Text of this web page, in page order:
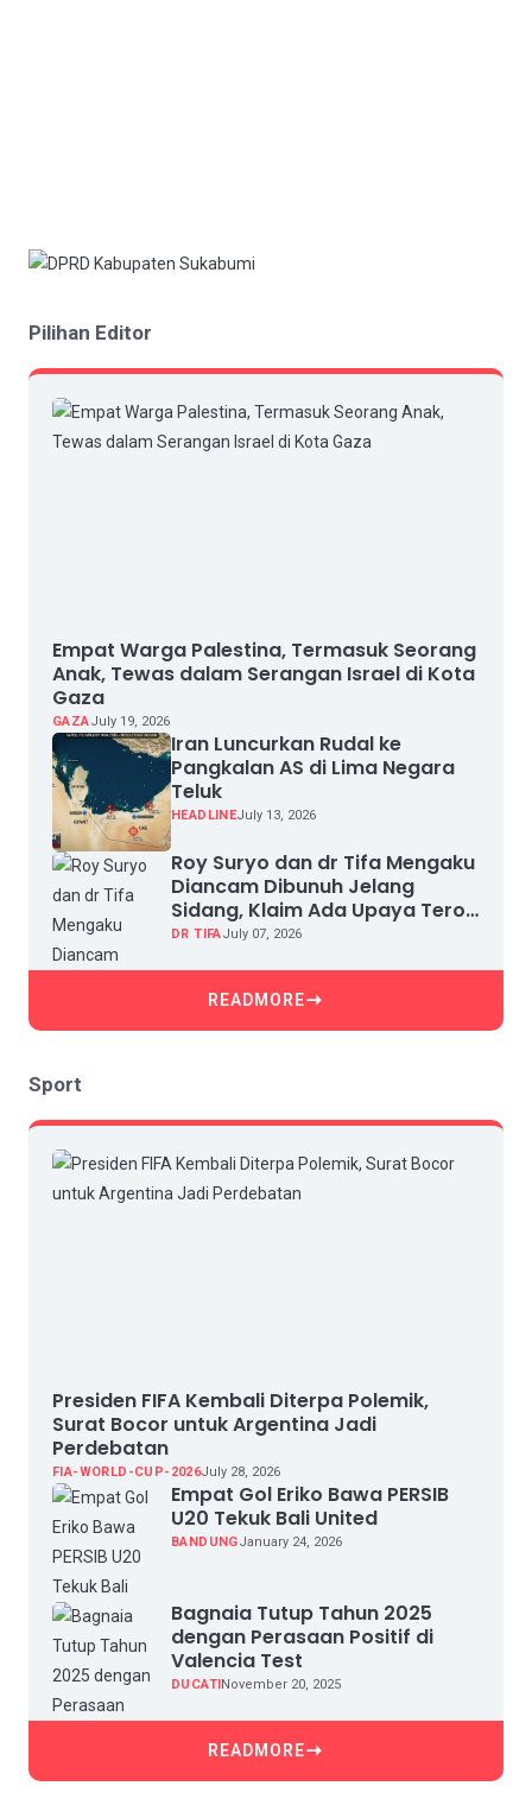
Pilihan Editor
Empat Warga Palestina, Termasuk Seorang
Anak, Tewas dalam Serangan Israel di Kota
Gaza
GAZAJuly 19, 2026
Iran Luncurkan Rudal ke
Pangkalan AS di Lima Negara
Teluk
HEADLINEJuly 13, 2026
Roy Suryo dan dr Tifa Mengaku
Diancam Dibunuh Jelang
Sidang, Klaim Ada Upaya Teror
dan Intimidasi
DR TIFAJuly 07, 2026
READMORE
Sport
Presiden FIFA Kembali Diterpa Polemik,
Surat Bocor untuk Argentina Jadi
Perdebatan
FIA-WORLD-CUP-2026July 28, 2026
Empat Gol Eriko Bawa PERSIB
U20 Tekuk Bali United
BANDUNGJanuary 24, 2026
Bagnaia Tutup Tahun 2025
dengan Perasaan Positif di
Valencia Test
DUCATI November 20, 2025
READMORE